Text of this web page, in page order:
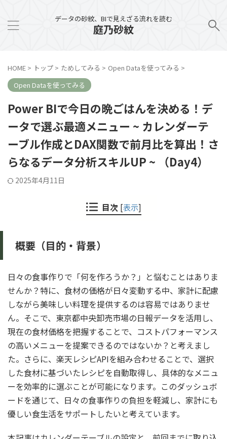
データの砂紋、BIで見えざる流れを読む
庭乃砂紋
HOME > トップ > ためしてみる > Open Dataを使ってみる >
Open Dataを使ってみる
Power BIで今日の晩ごはんを決める！デ
ータで選ぶ最適メニュー ~ カレンダーテ
ーブル作成とDAX関数で前月比を算出！さ
らなるデータ分析スキルUP ~ （Day4）
2025年4月11日
目次 [表示]
概要（目的・背景）
日々の食事作りで「何を作ろうか？」と悩むことはありま
せんか？特に、食材の価格が日々変動する中、家計に配慮
しながら美味しい料理を提供するのは容易ではありませ
ん。そこで、東京都中央卸売市場の日報データを活用し、
現在の食材価格を把握することで、コストパフォーマンス
の高いメニューを提案できるのではないか？と考えまし
た。さらに、楽天レシピAPIを組み合わせることで、選択
した食材に基づいたレシピを自動取得し、具体的なメニュ
ーを効率的に選ぶことが可能になります。このダッシュボ
ードを通じて、日々の食事作りの負担を軽減し、家計にも
優しい食生活をサポートしたいと考えています。